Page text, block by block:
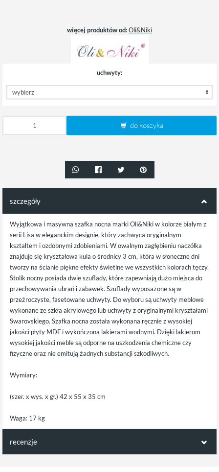
więcej produktów od:Oli&Niki
uchwyty:
do koszyka
szczegóły
Wyjątkowa i masywna szafka nocna marki Oli&Niki w kolorze białym z
serii Lisa w eleganckim designie, który zachwyca oryginalnym
kształtem i ozdobnymi zdobieniami. W owalnym zagłębieniu naczółka
znajduje się kryształowa kula o średnicy 3 cm, która w słoneczne dni
tworzy na ścianie piękne efekty świetlne we wszystkich kolorach tęczy.
Stolik nocny posiada dwie szuflady, które zapewniają dużo miejsca do
przechowywania ubrań i zabawek. Szuflady wyposażone są w
przeźroczyste, fasetowane uchwyty. Do wyboru są uchwyty meblowe
wykonane ze szkła akrylowego lub uchwyty z oryginalnymi kryształami
Swarovskiego. Szafka nocna została wykonana ręcznie z wysokiej
jakości płyty MDF i wykończona lakierami wodnymi. Dzięki lakierom
wysokiej jakości meble są odporne na uszkodzenia chemiczne czy
fizyczne oraz nie emitują żadnych substancji szkodliwych.
Wymiary:
(szer. x wys. x gł.) 42 x 55 x 35 cm
Waga: 17 kg
recenzje